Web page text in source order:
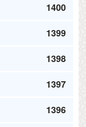
1400
1399
1398
1397
1396